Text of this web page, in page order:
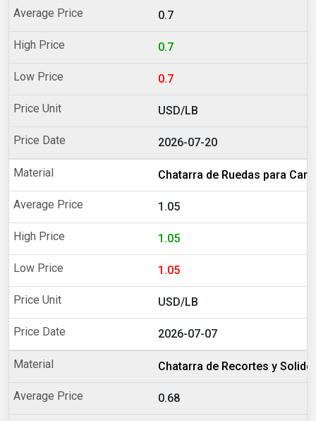
0.7
0.7
0.7
USD/LB
2026-07-20
Chatarra de Ruedas para
1.05
1.05
1.05
USD/LB
2026-07-07
Chatarra de Recortes y
0.68